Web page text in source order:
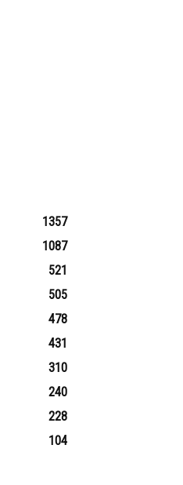
1357
1087
521
505
478
431
310
240
228
104